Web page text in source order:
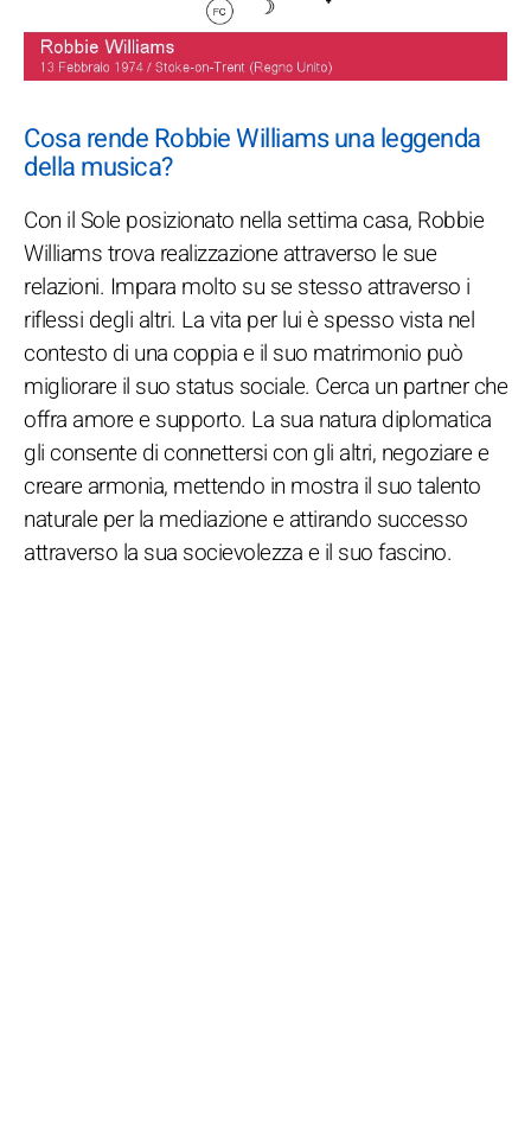
Cosa rende Robbie Williams una leggenda
della musica?
Con il Sole posizionato nella settima casa, Robbie
Williams trova realizzazione attraverso le sue
relazioni. Impara molto su se stesso attraverso i
riflessi degli altri. La vita per lui è spesso vista nel
contesto di una coppia e il suo matrimonio può
migliorare il suo status sociale. Cerca un partner che
offra amore e supporto. La sua natura diplomatica
gli consente di connettersi con gli altri, negoziare e
creare armonia, mettendo in mostra il suo talento
naturale per la mediazione e attirando successo
attraverso la sua socievolezza e il suo fascino.